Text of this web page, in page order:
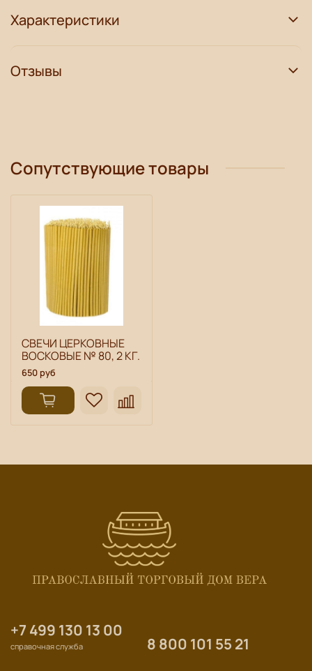
Характеристики
Отзывы
Сопутствующие товары
СВЕЧИ ЦЕРКОВНЫЕ
ВОСКОВЫЕ № 80, 2 КГ.
650 руб
+7 499 130 13 00
справочная служба 8 800 101 55 21